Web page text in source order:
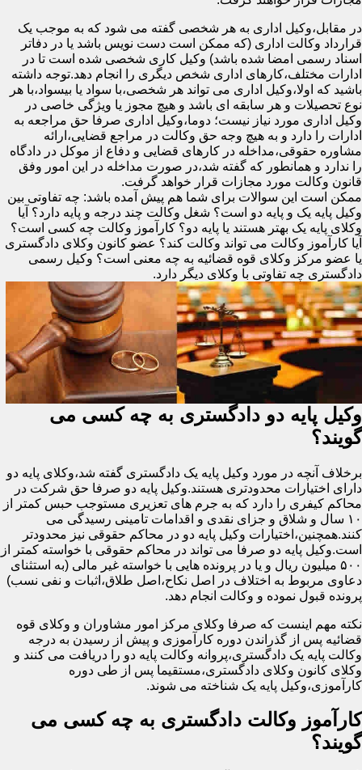
در مقابل،وکیل اداری به هر شخصی گفته می شود که به موجب یک
قرارداد وکالت اداری (که ممکن است دست نویس باشد یا در دفاتر
اسناد رسمی امضا شده باشد) وکیل کاری شخصی شده است تا در
ادارات مختلف،کارهای اداری شخص دیگری را انجام دهد.توجه داشته
باشید که اولا،وکیل اداری می تواند هر شخصی،با سواد یا بیسواد،با هر
نوع تحصیلات و هر سابقه ای باشد و هیچ مجوز یا ویژگی خاصی در
وکیل اداری مورد نیاز نیست؛ دوما،وکیل اداری صرفا حق مراجعه به
ادارات را دارد و به هیچ وجه حق وکالت در مراجع قضایی،ارائه
مشاوره حقوقی،مداخله در کارهای قضایی و دفاع از موکل در دادگاه
را ندارد و همانطور که گفته شد،در صورت مداخله در این امور وفق
قانون وکالت مورد مجازات قرار خواهد گرفت.
ممکن است این سوالات برای شما هم پیش آمده باشد: چه تفاوتی بین
وکیل پایه یک و پایه دو است؟ شغل وکالت چند درجه و پایه دارد؟ آیا
وکلای پایه یک بهتر هستند یا پایه دو؟ کارآموز وکالت چه کسی است؟
آیا کارآموز وکالت می تواند وکالت کند؟ عضو کانون وکلای دادگستری
یا عضو مرکز وکلای قوه قضائیه به چه معنی است؟ وکیل رسمی
دادگستری چه تفاوتی با وکلای دیگر دارد.
وکیل پایه دو دادگستری به چه کسی می
گویند؟
برخلاف آنچه در مورد وکیل پایه یک دادگستری گفته شد،وکلای پایه دو
دارای اختیارات محدودتری هستند.وکیل پایه دو صرفا حق شرکت در
محاکم کیفری را دارد که به جرم های تعزیری مستوجب حبس کمتر از
۱۰ سال و شلاق و جزای نقدی و اقدامات تامینی رسیدگی می
کنند.همچنین،اختیارات وکیل پایه دو در محاکم حقوقی نیز محدودتر
است.وکیل پایه دو صرفا می تواند در محاکم حقوقی با خواسته کمتر از
۵۰۰ میلیون ریال و یا در پرونده هایی با خواسته غیر مالی (به استثنای
دعاوی مربوط به اختلاف در اصل نکاح،اصل طلاق،اثبات و نفی نسب)
پرونده قبول نموده و وکالت انجام دهد.
نکته مهم اینست که صرفا وکلای مرکز امور مشاوران و وکلای قوه
قضائیه پس از گذراندن دوره کارآموزی و پیش از رسیدن به درجه
وکالت پایه یک دادگستری،پروانه وکالت پایه دو را دریافت می کنند و
وکلای کانون وکلای دادگستری،مستقیما پس از طی دوره
کارآموزی،وکیل پایه یک شناخته می شوند.
کارآموز وکالت دادگستری به چه کسی می
گویند؟